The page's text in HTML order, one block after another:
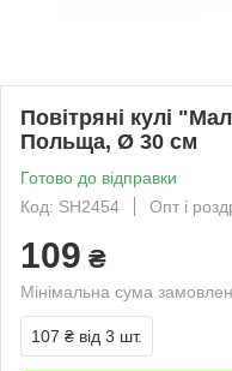
Повітряні кулі
Польща, Ø 30 см
Готово до відправки
Код: SH2454
Опт і
109 ₴
Мінімальна сума
107 ₴ від 3 шт.